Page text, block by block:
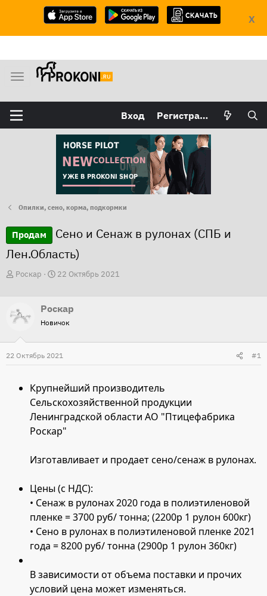
X
М
н
ю
Вход Регистрация
Опилки, сено, корма, подкормки
Продам
Сено и Сенаж в рулонах (СПБ и
Лен.Область)
А
о
т
е
ы
Роскар
Д
а
ч
л
а
22 Октябрь 2021
Роскар
Новичок
22 Октябрь 2021 #1
Крупнейший производитель
Сельскохозяйственной продукции
Ленинградской области АО "Птицефабрика
Роскар"
Изготавливает и продает сено/сенаж в рулонах.
Цены (с НДС):
• Сенаж в рулонах 2020 года в полиэтиленовой
пленке = 3700 руб/ тонна; (2200р 1 рулон 600кг)
• Сено в рулонах в полиэтиленовой пленке 2021
года = 8200 руб/ тонна (2900р 1 рулон 360кг)
В зависимости от объема поставки и прочих
условий цена может изменяться.